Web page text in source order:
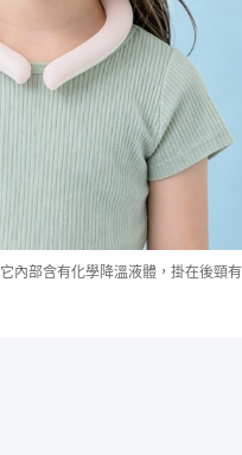
內部含有化學降溫液體，掛在後頸有